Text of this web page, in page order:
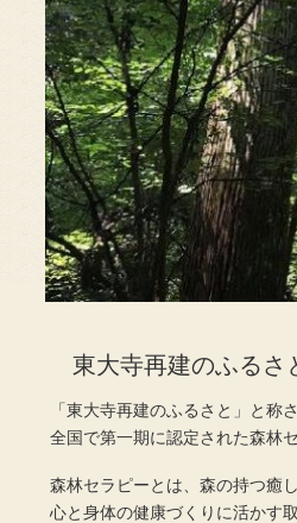
東大寺再建のふる
「東大寺再建のふるさと」と称
全国で第一期に認定された森林
森林セラピーとは、森の持つ癒
心と身体の健康づくりに活かす